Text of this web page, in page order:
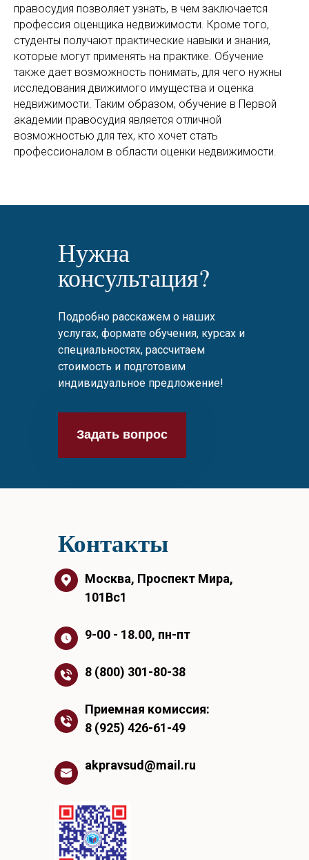
правосудия позволяет узнать, в чем заключается
профессия оценщика недвижимости. Кроме того,
студенты получают практические навыки и знания,
которые могут применять на практике. Обучение
также дает возможность понимать, для чего нужны
исследования движимого имущества и оценка
недвижимости. Таким образом, обучение в Первой
академии правосудия является отличной
возможностью для тех, кто хочет стать
профессионалом в области оценки недвижимости.
Нужна
консультация?
Подробно расскажем о наших
услугах, формате обучения, курсах и
специальностях, рассчитаем
стоимость и подготовим
индивидуальное предложение!
Задать вопрос
Москва, Проспект Мира,
101Вс1
9-00 - 18.00, пн-пт
8 (800) 301-80-38
Приемная комиссия:
8 (925) 426-61-49
akpravsud@mail.ru
Контакты